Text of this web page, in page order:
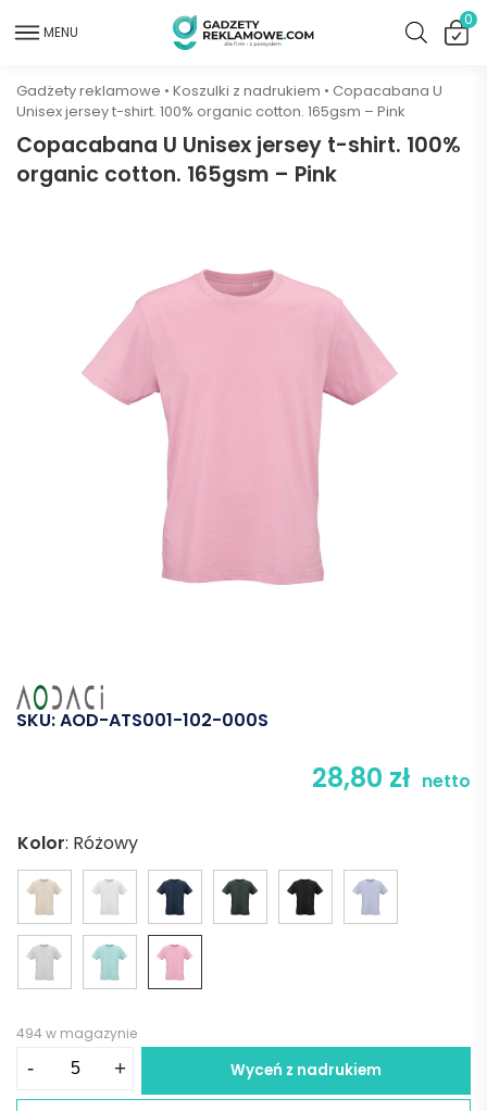
MENU
0
Gadżety reklamowe • Koszulki z nadrukiem • Copacabana U
Unisex jersey t-shirt. 100% organic cotton. 165gsm – Pink
Copacabana U Unisex jersey t-shirt. 100%
organic cotton. 165gsm – Pink
SKU:AOD-ATS001-102-000S
28,80 zł netto
Kolor: Różowy
494 w magazynie
- + Wyceń z nadrukiem